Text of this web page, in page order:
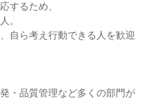
するため、
。
自ら考え行動できる人を歓迎
・品質管理など多くの部門が